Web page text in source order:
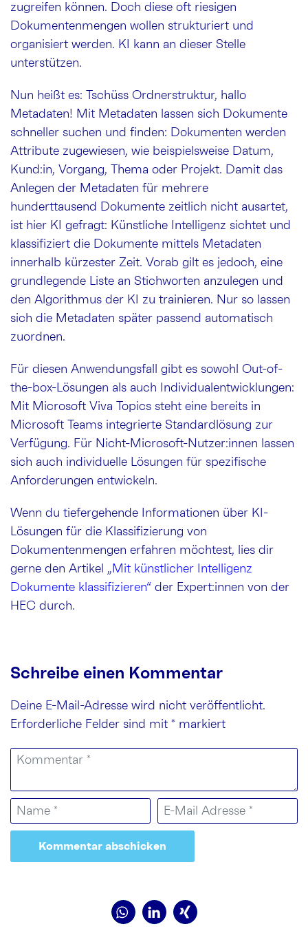
zugreifen können. Doch diese oft riesigen
Dokumentenmengen wollen strukturiert und
organisiert werden. KI kann an dieser Stelle
unterstützen.
Nun heißt es: Tschüss Ordnerstruktur, hallo
Metadaten! Mit Metadaten lassen sich Dokumente
schneller suchen und finden: Dokumenten werden
Attribute zugewiesen, wie beispielsweise Datum,
Kund:in, Vorgang, Thema oder Projekt. Damit das
Anlegen der Metadaten für mehrere
hunderttausend Dokumente zeitlich nicht ausartet,
ist hier KI gefragt: Künstliche Intelligenz sichtet und
klassifiziert die Dokumente mittels Metadaten
innerhalb kürzester Zeit. Vorab gilt es jedoch, eine
grundlegende Liste an Stichworten anzulegen und
den Algorithmus der KI zu trainieren. Nur so lassen
sich die Metadaten später passend automatisch
zuordnen.
Für diesen Anwendungsfall gibt es sowohl Out-of-
the-box-Lösungen als auch Individualentwicklungen:
Mit Microsoft Viva Topics steht eine bereits in
Microsoft Teams integrierte Standardlösung zur
Verfügung. Für Nicht-Microsoft-Nutzer:innen lassen
sich auch individuelle Lösungen für spezifische
Anforderungen entwickeln.
Wenn du tiefergehende Informationen über KI-
Lösungen für die Klassifizierung von
Dokumentenmengen erfahren möchtest, lies dir
gerne den Artikel „ Mit künstlicher Intelligenz
Dokumente klassifizieren“ der Expert:innen von der
HEC durch.
Schreibe einen Kommentar
Deine E-Mail-Adresse wird nicht veröffentlicht.
Erforderliche Felder sind mit * markiert